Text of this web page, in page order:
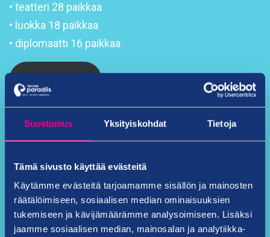
Suostumus Yksityiskohdat Tietoja
Tämä sivusto käyttää evästeitä
Käytämme evästeitä tarjoamamme sisällön ja mainosten
räätälöimiseen, sosiaalisen median ominaisuuksien
tukemiseen ja kävijämäärämme analysoimiseen. Lisäksi
jaamme sosiaalisen median, mainosalan ja analytiikka-
• teatteri 28 paikkaa
• luokka 18 paikkaa
• diplomaatti 16 paikkaa